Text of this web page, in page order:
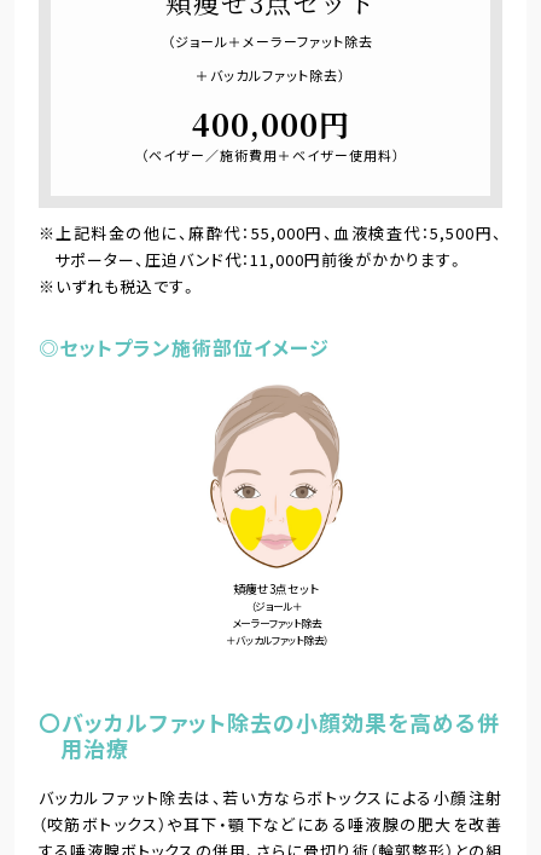
（ジョール＋メーラーファット除去
＋バッカルファット除去）
400,000円
（ベイザー／施術費用＋ベイザー使用料）
※上記料金の他に、麻酔代：55,000円、血液検査代：5,500円、
サポーター、圧迫バンド代：11,000円前後がかかります。
※いずれも税込です。
◎セットプラン施術部位イメージ
頬痩せ3点セット
（ジョール＋
メーラーファット除去
＋バッカルファット除去）
〇バッカルファット除去の小顔効果を高める併
用治療
バッカルファット除去は、若い方ならボトックスによる小顔注射
（咬筋ボトックス）や耳下・顎下などにある唾液腺の肥大を改善